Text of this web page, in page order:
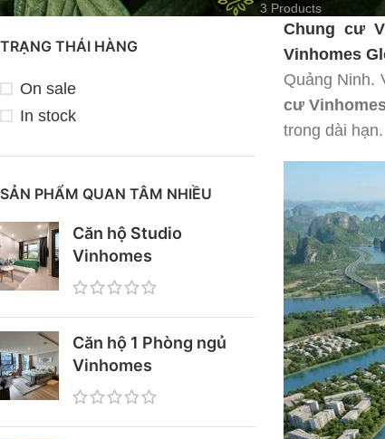
3 Products
TRẠNG THÁI HÀNG
On sale
In stock
SẢN PHẨM QUAN TÂM NHIỀU
Căn hộ Studio
Vinhomes
Căn hộ 1 Phòng ngủ
Vinhomes
Chung cư
Vinhomes
Quảng Ninh.
cư
trong dài hạn.